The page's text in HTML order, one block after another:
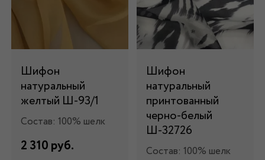
Шифон
натуральный
желтый Ш-93/1
Состав: 100% шелк
2 310 руб.
Шифон
натуральный
принтованный
черно-белый
Ш-32726
Состав: 100% шелк